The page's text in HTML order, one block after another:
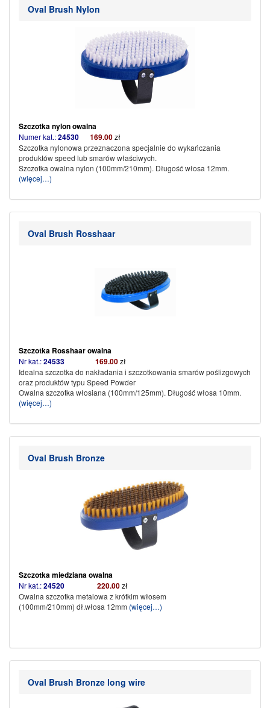
Nr kat:24503
Finiszowa mała
Oval Brush Nylon
Szczotka nylon owalna
Numer kat.:24530 169.00zł
Szczotka nylonowa przeznaczona specjalnie do wykańczania
produktów speed lub smarów właściwych.
Szczotka owalna nylon (100mm/210mm). Długość włosa 12mm.
(więcej…)
Oval Brush Rosshaar
Szczotka Rosshaarowalna
Nr kat.:24533 169.00zł
Idealna szczotka do nakładania i szczotkowania smarów poślizgowych
oraz produktów typu Speed Powder
Owalna szczotka włosiana (100mm/125mm). Długość włosa 10mm.
(więcej…)
Oval Brush Bronze
Szczotka miedziana owalna
Nr kat.:24520 220.00zł
Owalna szczotka metalowa z krótkim włosem
(100mm/210mm) dł.włosa 12mm (więcej…)
Oval Brush Bronze long wire